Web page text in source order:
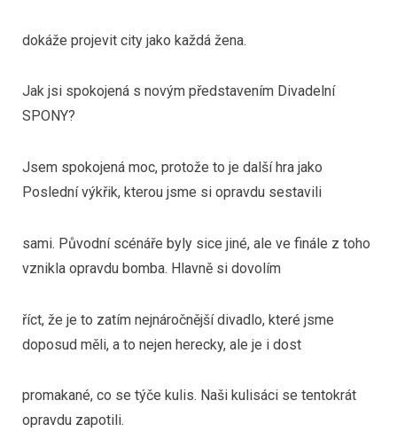
dokáže projevit city jako každá žena.
Jak jsi spokojená s novým představením Divadelní
SPONY?
Jsem spokojená moc, protože to je další hra jako
Poslední výkřik, kterou jsme si opravdu sestavili
sami. Původní scénáře byly sice jiné, ale ve finále z toho
vznikla opravdu bomba. Hlavně si dovolím
říct, že je to zatím nejnáročnější divadlo, které jsme
doposud měli, a to nejen herecky, ale je i dost
promakané, co se týče kulis. Naši kulisáci se tentokrát
opravdu zapotili.